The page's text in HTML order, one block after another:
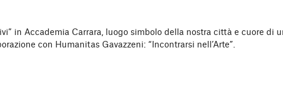
in Accademia Carrara, luogo simbolo della nostra città e cuore di
con Humanitas Gavazzeni: “Incontrarsi nell’Arte”.